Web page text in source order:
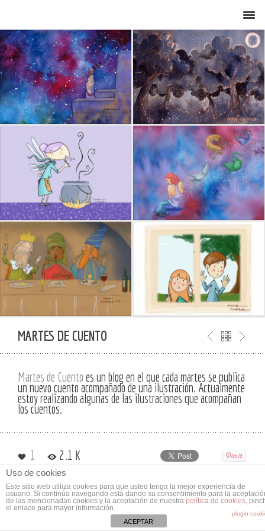
MARTES DE CUENTO
Martes de Cuento es un blog en el que cada martes se publica
un nuevo cuento acompañado de una ilustración. Actualmente
estoy realizando algunas de las ilustraciones que acompañan
los cuentos.
1 2.1 K
Uso de cookies
Este sitio web utiliza cookies para que usted tenga la mejor experiencia de
usuario. Si continúa navegando está dando su consentimiento para la
de las mencionadas cookies y la aceptación de nuestra política de cookies,
el enlace para mayor información.
plugin
ACEPTAR